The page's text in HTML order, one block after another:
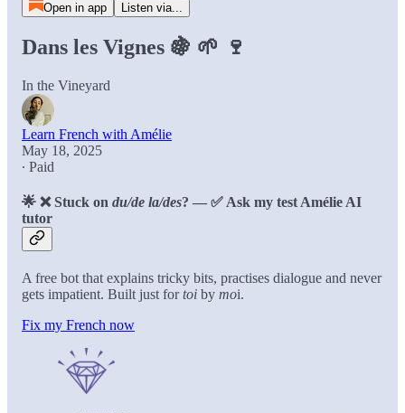
Open in app Listen via...
Dans les Vignes 🍇 🌱 🍷
In the Vineyard
Learn French with Amélie
May 18, 2025
∙ Paid
🌟 ❌ Stuck on du/de la/des? — ✅ Ask my test Amélie AI
tutor
A free bot that explains tricky bits, practises dialogue and never
gets impatient. Built just fortoi by moi.
Fix my French now